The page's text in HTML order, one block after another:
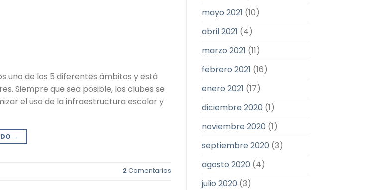
uno de los 5 diferentes ámbitos y está
Siempre que sea posible, los clubes se
el uso de la infraestructura escolar y
→
2Comentarios
mayo 2021 (10)
abril 2021 (4)
marzo 2021 (11)
febrero 2021 (16)
enero 2021 (17)
diciembre 2020 (1)
noviembre 2020 (1)
septiembre 2020 (3)
agosto 2020 (4)
julio 2020 (3)